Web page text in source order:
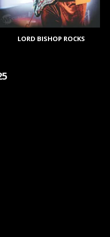
LORD BISHOP ROCKS